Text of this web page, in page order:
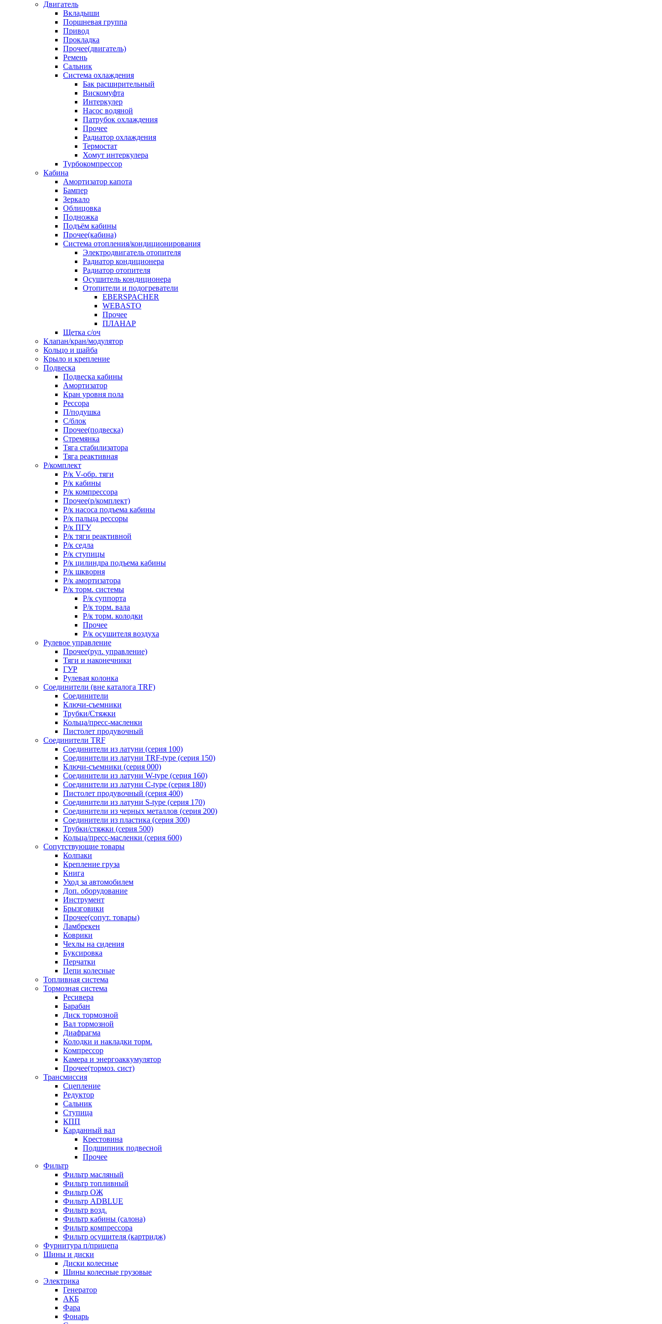
Двигатель
Вкладыши
Поршневая группа
Привод
Прокладка
Прочее(двигатель)
Ремень
Сальник
Система охлаждения
Бак расширительный
Вискомуфта
Интеркулер
Насос водяной
Патрубок охлаждения
Прочее
Радиатор охлаждения
Термостат
Хомут интеркулера
Турбокомпрессор
Кабина
Амортизатор капота
Бампер
Зеркало
Облицовка
Подножка
Подъём кабины
Прочее(кабина)
Система отопления/кондиционирования
Электродвигатель отопителя
Радиатор кондиционера
Радиатор отопителя
Осушитель кондиционера
Отопители и подогреватели
EBERSPACHER
WEBASTO
Прочее
ПЛАНАР
Щетка с/оч
Клапан/кран/модулятор
Кольцо и шайба
Крыло и крепление
Подвеска
Подвеска кабины
Амортизатор
Кран уровня пола
Рессора
П/подушка
С/блок
Прочее(подвеска)
Стремянка
Тяга стабилизатора
Тяга реактивная
Р/комплект
Р/к V-обр. тяги
Р/к кабины
Р/к компрессора
Прочее(р/комплект)
Р/к насоса подъема кабины
Р/к пальца рессоры
Р/к ПГУ
Р/к тяги реактивной
Р/к седла
Р/к ступицы
Р/к цилиндра подъема кабины
Р/к шкворня
Р/к амортизатора
Р/к торм. системы
Р/к суппорта
Р/к торм. вала
Р/к торм. колодки
Прочее
Р/к осушителя воздуха
Рулевое управление
Прочее(рул. управление)
Тяги и наконечники
ГУР
Рулевая колонка
Соединители (вне каталога TRF)
Соединители
Ключи-cъемники
Трубки/Стяжки
Кольца/пресс-масленки
Пистолет продувочный
Соединители TRF
Соединители из латуни (серия 100)
Соединители из латуни TRF-type (серия 150)
Ключи-съемники (серия 000)
Соединители из латуни W-type (серия 160)
Соединители из латуни С-type (серия 180)
Пистолет продувочный (серия 400)
Соединители из латуни S-type (серия 170)
Соединители из черных металлов (серия 200)
Соединители из пластика (серия 300)
Трубки/стяжки (серия 500)
Кольца/пресс-масленки (серия 600)
Сопутствующие товары
Колпаки
Крепление груза
Книга
Уход за автомобилем
Доп. оборудование
Инструмент
Брызговики
Прочее(сопут. товары)
Ламбрекен
Коврики
Чехлы на сидения
Буксировка
Перчатки
Цепи колесные
Топливная система
Тормозная система
Ресивера
Барабан
Диск тормозной
Вал тормозной
Диафрагма
Колодки и накладки торм.
Компрессор
Камера и энергоаккумулятор
Прочее(тормоз. сист)
Трансмиссия
Сцепление
Редуктор
Сальник
Ступица
КПП
Карданный вал
Крестовина
Подшипник подвесной
Прочее
Фильтр
Фильтр масляный
Фильтр топливный
Фильтр ОЖ
Фильтр ADBLUE
Фильтр возд.
Фильтр кабины (салона)
Фильтр компрессора
Фильтр осушителя (картридж)
Фурнитура п/прицепа
Шины и диски
Диски колесные
Шины колесные грузовые
Электрика
Генератор
АКБ
Фара
Фонарь